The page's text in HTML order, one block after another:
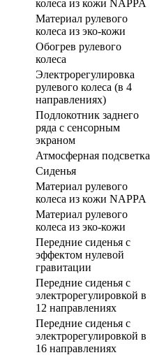
колеса из кожи NAPPA
Материал рулевого
колеса из эко-кожи
Обогрев рулевого
колеса
Электрорегулировка
рулевого колеса (в 4
направлениях)
Подлокотник заднего
ряда с сенсорным
экраном
Атмосферная подсветка
Сиденья
Материал рулевого
колеса из кожи NAPPA
Материал рулевого
колеса из эко-кожи
Передние сиденья с
эффектом нулевой
гравитации
Передние сиденья с
электрорегулировкой в
12 направлениях
Передние сиденья с
электрорегулировкой в
16 направлениях